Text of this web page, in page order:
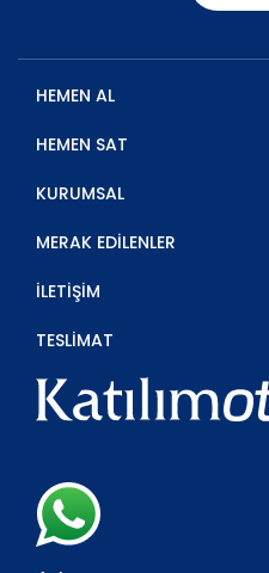
HEMEN AL
HEMEN SAT
KURUMSAL
MERAK EDİLENLER
İLETİŞİM
TESLİMAT